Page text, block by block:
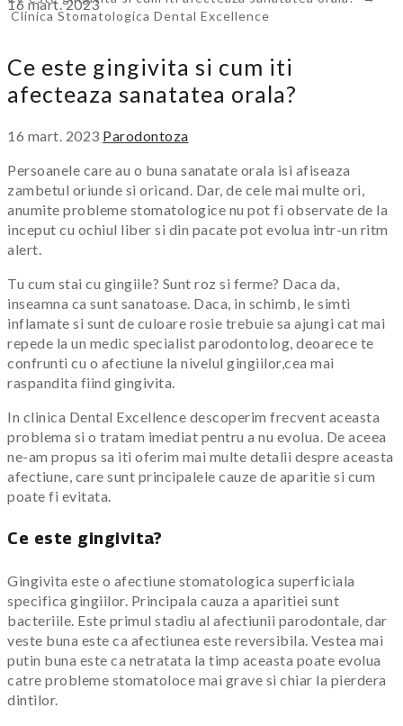
Clinica Stomatologica Dental Excellence
16 mart.2023
Ce este gingivita si cum iti
afecteaza sanatatea orala?
16 mart. 2023 Parodontoza
Persoanele care au o buna sanatate orala isi afiseaza
zambetul oriunde si oricand. Dar, de cele mai multe ori,
anumite probleme stomatologice nu pot fi observate de la
inceput cu ochiul liber si din pacate pot evolua intr-un ritm
alert.
Tu cum stai cu gingiile? Sunt roz si ferme? Daca da,
inseamna ca sunt sanatoase. Daca, in schimb, le simti
inflamate si sunt de culoare rosie trebuie sa ajungi cat mai
repede la un medic specialist parodontolog, deoarece te
confrunti cu o afectiune la nivelul gingiilor,cea mai
raspandita fiind gingivita.
In clinica Dental Excellence descoperim frecvent aceasta
problema si o tratam imediat pentru a nu evolua. De aceea
ne-am propus sa iti oferim mai multe detalii despre aceasta
afectiune, care sunt principalele cauze de aparitie si cum
poate fi evitata.
Ce este gingivita?
Gingivita este o afectiune stomatologica superficiala
specifica gingiilor. Principala cauza a aparitiei sunt
bacteriile. Este primul stadiu al afectiunii parodontale, dar
veste buna este ca afectiunea este reversibila. Vestea mai
putin buna este ca netratata la timp aceasta poate evolua
catre probleme stomatoloce mai grave si chiar la pierdera
dintilor.